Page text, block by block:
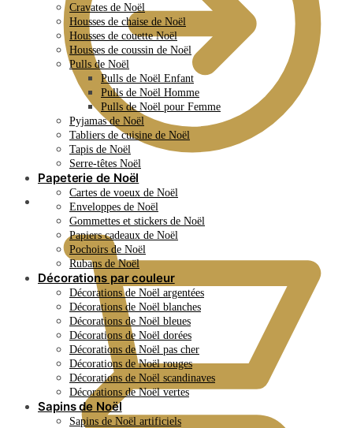
0.00 €
Cravates de Noël
Housses de chaise de Noël
Housses de couette Noël
Housses de coussin de Noël
Pulls de Noël
Pulls de Noël Enfant
Pulls de Noël Homme
Pulls de Noël pour Femme
Pyjamas de Noël
Tabliers de cuisine de Noël
Tapis de Noël
Serre-têtes Noël
Papeterie de Noël
Cartes de voeux de Noël
Enveloppes de Noël
Gommettes et stickers de Noël
Papiers cadeaux de Noël
Pochoirs de Noël
Rubans de Noël
Décorations par couleur
Décorations de Noël argentées
Décorations de Noël blanches
Décorations de Noël bleues
Décorations de Noël dorées
Décorations de Noël pas cher
Décorations de Noël rouges
Décorations de Noël scandinaves
Décorations de Noël vertes
Sapins de Noël
Sapins de Noël artificiels